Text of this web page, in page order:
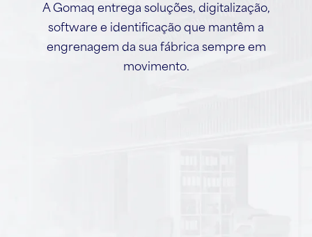
A Gomaq entrega soluções, digitalização,
software e identificação que mantêm a
engrenagem da sua fábrica sempre em
movimento.